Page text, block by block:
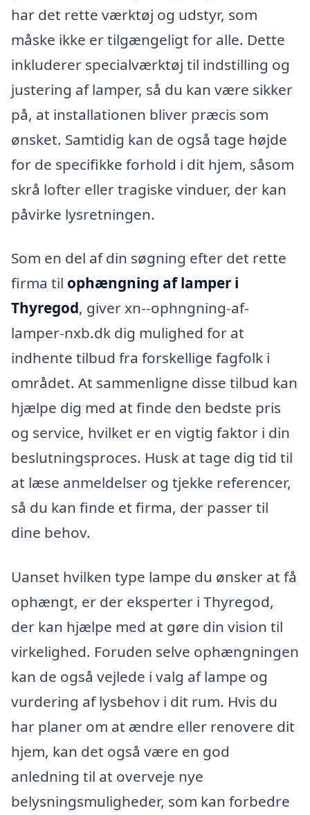
har det rette værktøj og udstyr, som
måske ikke er tilgængeligt for alle. Dette
inkluderer specialværktøj til indstilling og
justering af lamper, så du kan være sikker
på, at installationen bliver præcis som
ønsket. Samtidig kan de også tage højde
for de specifikke forhold i dit hjem, såsom
skrå lofter eller tragiske vinduer, der kan
påvirke lysretningen.
Som en del af din søgning efter det rette
firma til ophængning af lamper i
Thyregod, giver xn--ophngning-af-
lamper-nxb.dk dig mulighed for at
indhente tilbud fra forskellige fagfolk i
området. At sammenligne disse tilbud kan
hjælpe dig med at finde den bedste pris
og service, hvilket er en vigtig faktor i din
beslutningsproces. Husk at tage dig tid til
at læse anmeldelser og tjekke referencer,
så du kan finde et firma, der passer til
dine behov.
Uanset hvilken type lampe du ønsker at få
ophængt, er der eksperter i Thyregod,
der kan hjælpe med at gøre din vision til
virkelighed. Foruden selve ophængningen
kan de også vejlede i valg af lampe og
vurdering af lysbehov i dit rum. Hvis du
har planer om at ændre eller renovere dit
hjem, kan det også være en god
anledning til at overveje nye
belysningsmuligheder, som kan forbedre